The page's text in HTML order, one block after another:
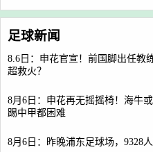
足球新闻
8.6日：申花官宣！前国脚出任教
超救火？
8月6日：申花再无摇摇椅！海牛
踢中甲都困难
8月6日：昨晚浦东足球场，9328